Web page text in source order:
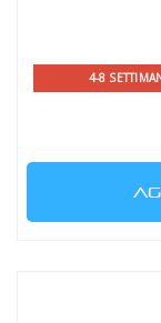
4-8